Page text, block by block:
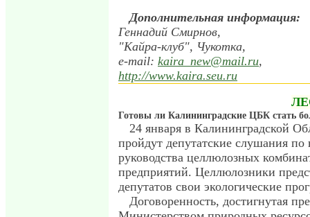
Дополнительная информация:
Геннадий Смирнов,
"Кайра-клуб", Чукотка,
e-mail: kaira_new@mail.ru,
http://www.kaira.seu.ru
Готовы ли Калининградские ЦБК стать
24 января в Калининградской
пройдут депутатские слушания по
руководства целлюлозных
предприятий. Целлюлозники
депутатов свои экологические
Договоренность, достигнутая